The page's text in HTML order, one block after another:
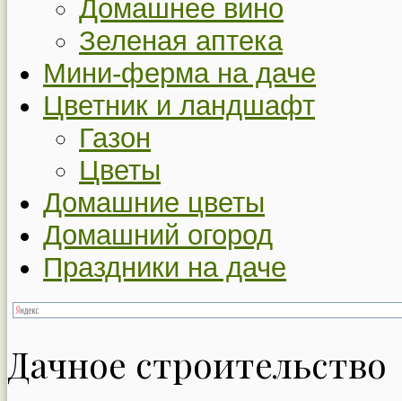
Домашнее вино
Зеленая аптека
Мини-ферма на даче
Цветник и ландшафт
Газон
Цветы
Домашние цветы
Домашний огород
Праздники на даче
Дачное строительство